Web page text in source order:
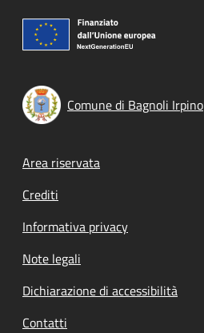
Comune di Bagnoli Irpino
Footer menu
Area riservata
Crediti
Informativa privacy
Note legali
Dichiarazione di accessibilità
Contatti